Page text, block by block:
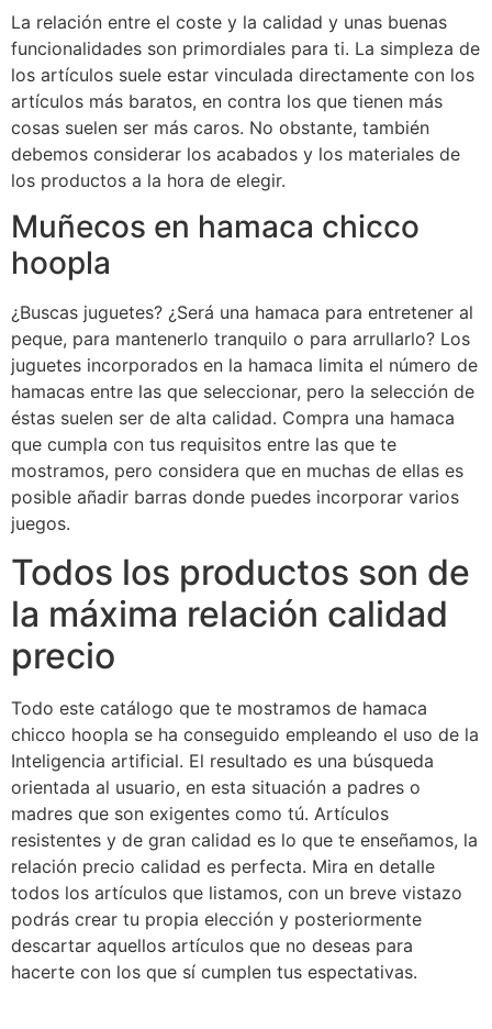
La relación entre el coste y la calidad y unas buenas
funcionalidades son primordiales para ti. La simpleza de
los artículos suele estar vinculada directamente con los
artículos más baratos, en contra los que tienen más
cosas suelen ser más caros. No obstante, también
debemos considerar los acabados y los materiales de
los productos a la hora de elegir.
Muñecos en hamaca chicco
hoopla
¿Buscas juguetes? ¿Será una hamaca para entretener al
peque, para mantenerlo tranquilo o para arrullarlo? Los
juguetes incorporados en la hamaca limita el número de
hamacas entre las que seleccionar, pero la selección de
éstas suelen ser de alta calidad. Compra una hamaca
que cumpla con tus requisitos entre las que te
mostramos, pero considera que en muchas de ellas es
posible añadir barras donde puedes incorporar varios
juegos.
Todos los productos son de
la máxima relación calidad
precio
Todo este catálogo que te mostramos de hamaca
chicco hoopla se ha conseguido empleando el uso de la
Inteligencia artificial. El resultado es una búsqueda
orientada al usuario, en esta situación a padres o
madres que son exigentes como tú. Artículos
resistentes y de gran calidad es lo que te enseñamos, la
relación precio calidad es perfecta. Mira en detalle
todos los artículos que listamos, con un breve vistazo
podrás crear tu propia elección y posteriormente
descartar aquellos artículos que no deseas para
hacerte con los que sí cumplen tus espectativas.